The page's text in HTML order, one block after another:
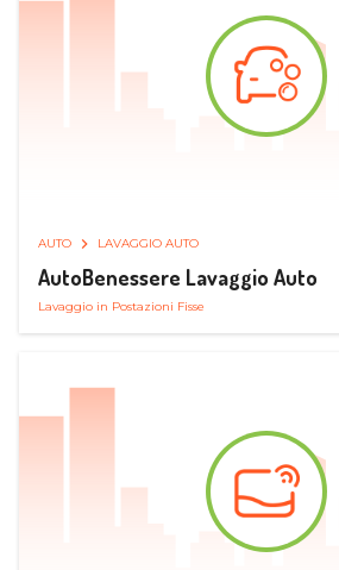
AUTO LAVAGGIO AUTO
AutoBenessere Lavaggio Auto
Lavaggio in Postazioni Fisse